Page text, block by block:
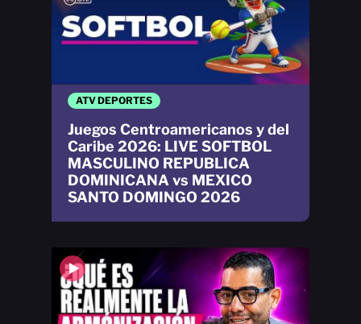
ATV DEPORTES
Juegos Centroamericanos y del
Caribe 2026: LIVE SOFTBOL
MASCULINO REPUBLICA
DOMINICANA vs MEXICO
SANTO DOMINGO 2026